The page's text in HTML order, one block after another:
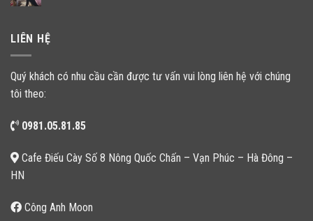
LIÊN HỆ
Quý khách có nhu cầu cần được tư vấn vui lòng liên hệ với chúng
tôi theo:
0981.05.81.85
Cafe Điếu Cày Số 8 Nông Quốc Chấn – Vạn Phúc – Hà Đông –
HN
Công Anh Moon